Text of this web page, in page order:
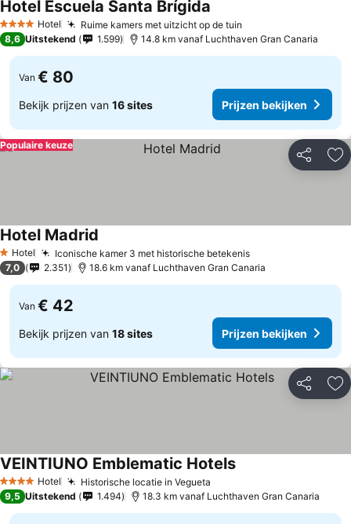
4 SterrenHotel Ruime kamers met uitzicht op de tuin
Hotel Escuela Santa Brígida
8,6 Uitstekend 1.599 14.8 km vanaf Luchthaven Gran Canaria
Van € 80
Bekijk prijzen van 16 sites Prijzen bekijken
Delen
Populaire keuze
1 Sterren
Hotel Iconische kamer 3 met historische betekenisPrijzen bekijken
Hotel Madrid
7,0 2.351 18.6 km vanaf Luchthaven Gran Canaria
Van € 42
Bekijk prijzen van 18 sites Prijzen bekijken
Delen
4 SterrenHotel Historische locatie in Vegueta
VEINTIUNO Emblematic HotelsPrijzen bekijken
9,5 Uitstekend 1.494 18.3 km vanaf Luchthaven Gran Canaria